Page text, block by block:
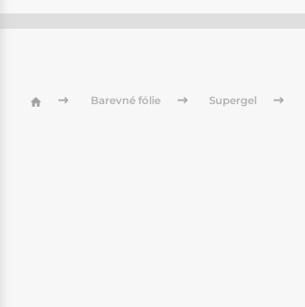
Barevné fólie Supergel